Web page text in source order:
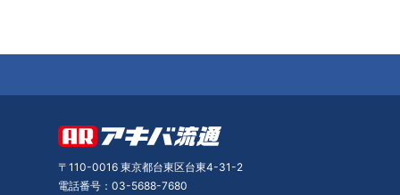
〒110-0016 東京都台東区台東4-31-2
電話番号：03-5688-7680